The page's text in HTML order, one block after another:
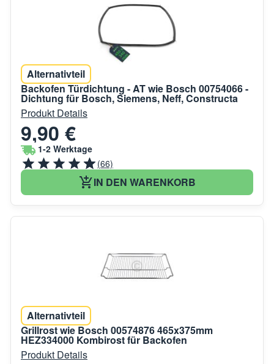
Alternativteil
Backofen Türdichtung - AT wie Bosch 00754066 -
Dichtung für Bosch, Siemens, Neff, Constructa
Produkt Details
9,90 €
1-2 Werktage
(66)
IN DEN WARENKORB
Alternativteil
Grillrost wie Bosch 00574876 465x375mm
HEZ334000 Kombirost für Backofen
Produkt Details